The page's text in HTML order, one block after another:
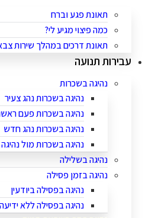
תאונת פגע וברח
כמה פיצוי מגיע לי?
תאונת דרכים במהלך שירות
עבירות תנועה
נהיגה בשכרות
נהיגה בשכרות נהג צעיר
נהיגה בשכרות פעם
נהיגה בשכרות נהג חדש
נהיגה בשכרות מול
נהיגה בשלילה
נהיגה בזמן פסילה
נהיגה בפסילה ביודעין
נהיגה בפסילה ללא ידיעה